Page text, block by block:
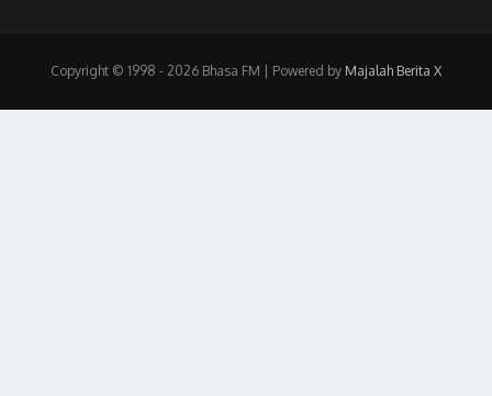
Copyright © 1998 - 2026 Bhasa FM | Powered by Majalah Berita X